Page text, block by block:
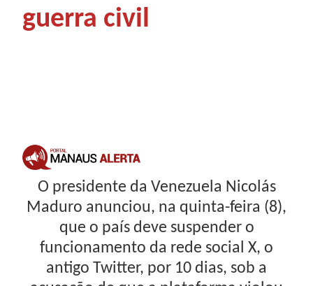
guerra civil
O presidente da Venezuela Nicolás
Maduro anunciou, na quinta-feira (8),
que o país deve suspender o
funcionamento da rede social X, o
antigo Twitter, por 10 dias, sob a